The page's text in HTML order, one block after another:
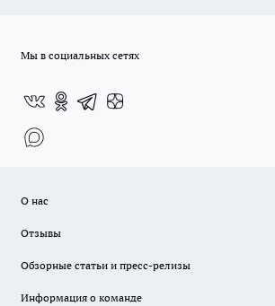
Мы в социальных сетях
О нас
Отзывы
Обзорные статьи и пресс-релизы
Информация о команде